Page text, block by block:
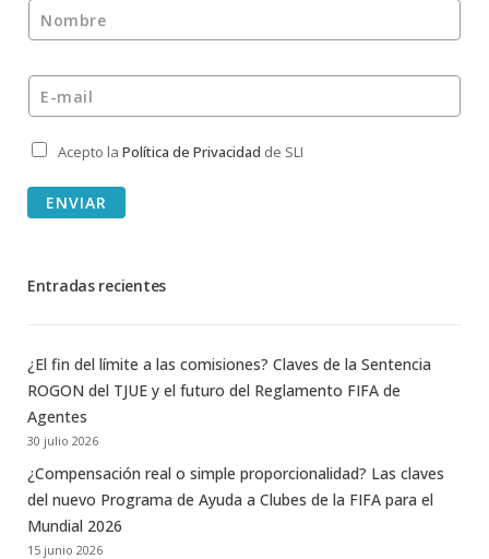
Nombre
E-mail *
Privacidad*
Acepto la Política de Privacidad de SLI
ENVIAR
Entradas recientes
¿El fin del límite a las comisiones? Claves de la Sentencia
ROGON del TJUE y el futuro del Reglamento FIFA de
Agentes
30 julio 2026
¿Compensación real o simple proporcionalidad? Las claves
del nuevo Programa de Ayuda a Clubes de la FIFA para el
Mundial 2026
15 junio 2026